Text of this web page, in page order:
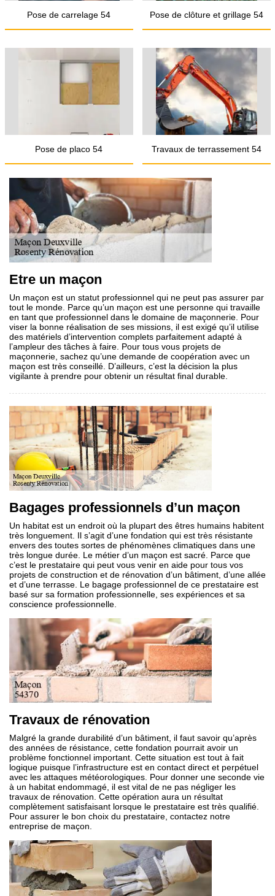
Pose de carrelage 54 Pose de clôture et grillage 54
Pose de placo 54 Travaux de terrassement 54
Etre un maçon
Un maçon est un statut professionnel qui ne peut pas assurer par
tout le monde. Parce qu’un maçon est une personne qui travaille
en tant que professionnel dans le domaine de maçonnerie. Pour
viser la bonne réalisation de ses missions, il est exigé qu’il utilise
des matériels d’intervention complets parfaitement adapté à
l’ampleur des tâches à faire. Pour tous vous projets de
maçonnerie, sachez qu’une demande de coopération avec un
maçon est très conseillé. D’ailleurs, c’est la décision la plus
vigilante à prendre pour obtenir un résultat final durable.
Bagages professionnels d’un maçon
Un habitat est un endroit où la plupart des êtres humains habitent
très longuement. Il s’agit d’une fondation qui est très résistante
envers des toutes sortes de phénomènes climatiques dans une
très longue durée. Le métier d’un maçon est sacré. Parce que
c’est le prestataire qui peut vous venir en aide pour tous vos
projets de construction et de rénovation d’un bâtiment, d’une allée
et d’une terrasse. Le bagage professionnel de ce prestataire est
basé sur sa formation professionnelle, ses expériences et sa
conscience professionnelle.
Travaux de rénovation
Malgré la grande durabilité d’un bâtiment, il faut savoir qu’après
des années de résistance, cette fondation pourrait avoir un
problème fonctionnel important. Cette situation est tout à fait
logique puisque l’infrastructure est en contact direct et perpétuel
avec les attaques météorologiques. Pour donner une seconde vie
à un habitat endommagé, il est vital de ne pas négliger les
travaux de rénovation. Cette opération aura un résultat
complètement satisfaisant lorsque le prestataire est très qualifié.
Pour assurer le bon choix du prestataire, contactez notre
entreprise de maçon.